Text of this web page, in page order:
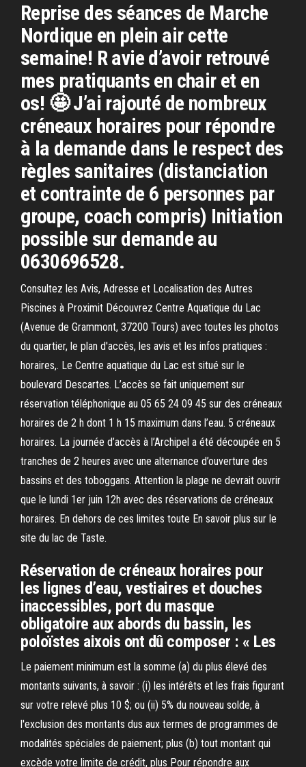
Reprise des séances de Marche
Nordique en plein air cette
semaine! R avie d’avoir retrouvé
mes pratiquants en chair et en
os! 🤩 J’ai rajouté de nombreux
créneaux horaires pour répondre
à la demande dans le respect des
règles sanitaires (distanciation
et contrainte de 6 personnes par
groupe, coach compris) Initiation
possible sur demande au
0630696528.
Consultez les Avis, Adresse et Localisation des Autres
Piscines à Proximit Découvrez Centre Aquatique du Lac
(Avenue de Grammont, 37200 Tours) avec toutes les photos
du quartier, le plan d'accès, les avis et les infos pratiques :
horaires,. Le Centre aquatique du Lac est situé sur le
boulevard Descartes. L’accès se fait uniquement sur
réservation téléphonique au 05 65 24 09 45 sur des créneaux
horaires de 2 h dont 1 h 15 maximum dans l’eau. 5 créneaux
horaires. La journée d’accès à l’Archipel a été découpée en 5
tranches de 2 heures avec une alternance d’ouverture des
bassins et des toboggans. Attention la plage ne devrait ouvrir
que le lundi 1er juin 12h avec des réservations de créneaux
horaires. En dehors de ces limites toute En savoir plus sur le
site du lac de Taste.
Réservation de créneaux horaires pour
les lignes d’eau, vestiaires et douches
inaccessibles, port du masque
obligatoire aux abords du bassin, les
poloïstes aixois ont dû composer : « Les
Le paiement minimum est la somme (a) du plus élevé des
montants suivants, à savoir : (i) les intérêts et les frais figurant
sur votre relevé plus 10 $; ou (ii) 5% du nouveau solde, à
l'exclusion des montants dus aux termes de programmes de
modalités spéciales de paiement; plus (b) tout montant qui
excède votre limite de crédit, plus Pour répondre aux